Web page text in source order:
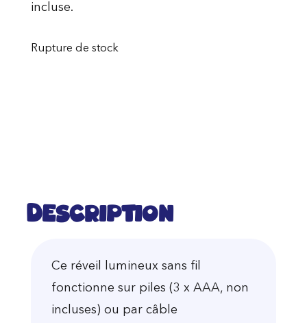
incluse.
Rupture de stock
Description
Ce réveil lumineux sans fil
fonctionne sur piles (3 x AAA, non
incluses) ou par câble